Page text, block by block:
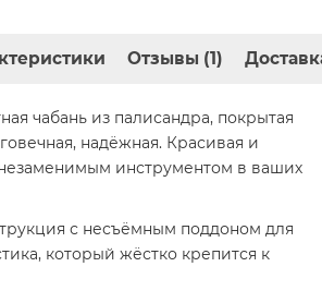
Отзывы (1)
чабань из палисандра, покрытая
надёжная. Красивая и
незаменимым инструментом в ваших
с несъёмным поддоном для
который жёстко крепится к